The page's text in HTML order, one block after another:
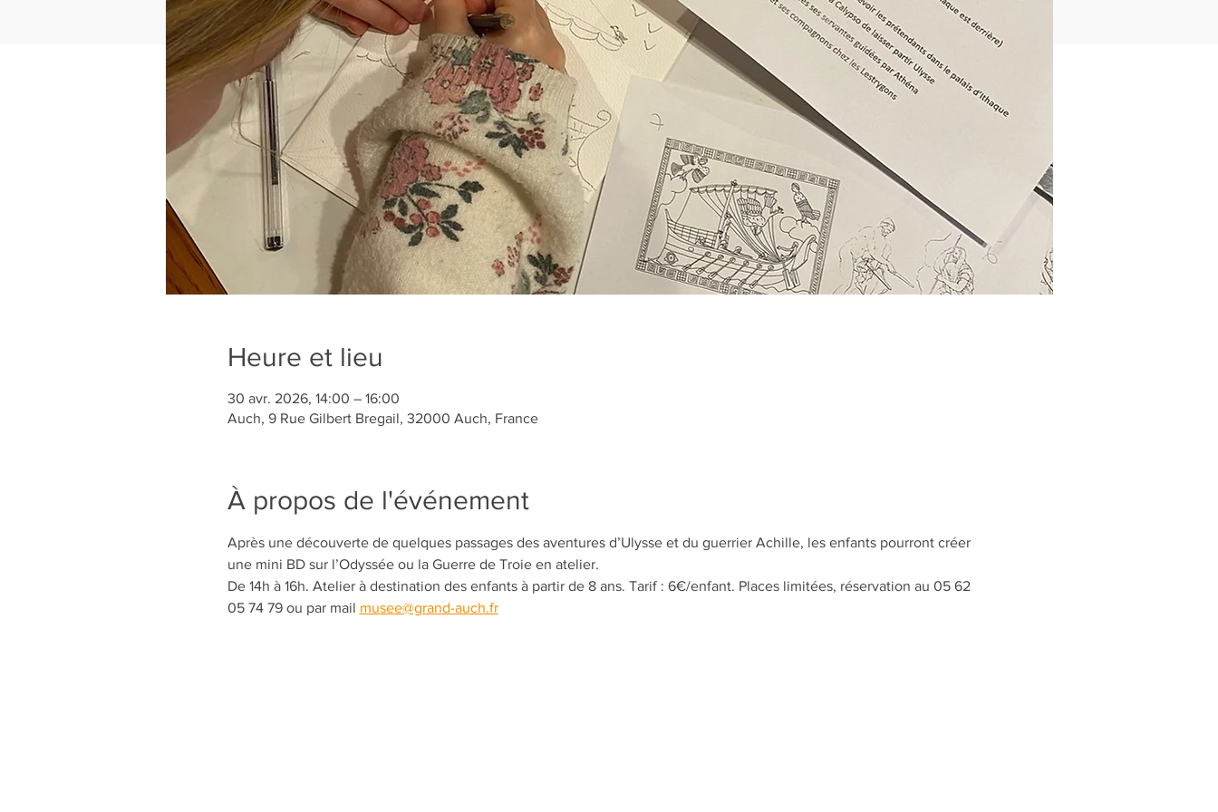
Heure et lieu
30 avr. 2026, 14:00 – 16:00
Auch, 9 Rue Gilbert Bregail, 32000 Auch, France
À propos de l'événement
Après une découverte de quelques passages des aventures d’Ulysse et du guerrier Achille, les enfants pourront créer
une mini BD sur l’Odyssée ou la Guerre de Troie en atelier.
De 14h à 16h. Atelier à destination des enfants à partir de 8 ans. Tarif : 6€/enfant. Places limitées, réservation au 05 62
05 74 79 ou par mail musee@grand-auch.fr